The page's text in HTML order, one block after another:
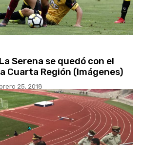
Serena se quedó con el
Cuarta Región (Imágenes)
25, 2018